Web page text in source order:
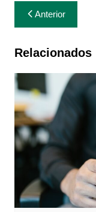
Navegação
de
Post
Anterior
Relacionados